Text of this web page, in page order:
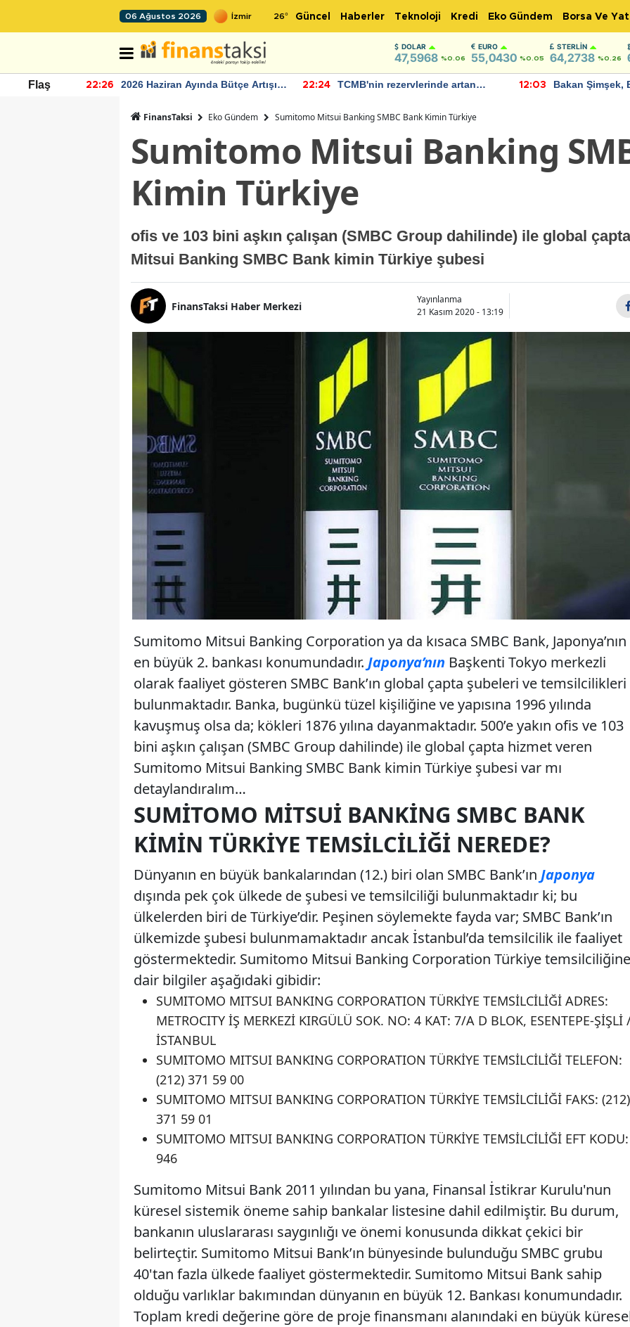
06 Ağustos 2026 26° Güncel Haberler Teknoloji Kredi Eko Gündem Borsa Ve
DOLAR
47,5968 %0.06
EURO
55,0430 %0.05
STERLIN
64,2738 %0.26
Flaş 22:26
2026 Haziran Ayında Bütçe Artışı
22:24
TCMB'nin rezervlerinde artan
12:03
Bakan Şimşek,
FinansTaksi Eko Gündem Sumitomo Mitsui Banking SMBC Bank Kimin Türkiye
Sumitomo Mitsui Banking
Kimin Türkiye
ofis ve 103 bini aşkın çalışan (SMBC Group dahilinde) ile global
Mitsui Banking SMBC Bank kimin Türkiye şubesi
FinansTaksi Haber Merkezi
Yayınlanma
21 Kasım 2020 - 13:19
Sumitomo Mitsui Banking Corporation ya da kısaca SMBC Bank, Japonya’nın
en büyük 2. bankası konumundadır. Japonya’nın Başkenti Tokyo merkezli
olarak faaliyet gösteren SMBC Bank’ın global çapta şubeleri ve temsilcilikleri
bulunmaktadır. Banka, bugünkü tüzel kişiliğine ve yapısına 1996 yılında
kavuşmuş olsa da; kökleri 1876 yılına dayanmaktadır. 500’e yakın ofis ve 103
bini aşkın çalışan (SMBC Group dahilinde) ile global çapta hizmet veren
Sumitomo Mitsui Banking SMBC Bank kimin Türkiye şubesi var mı
detaylandıralım…
SUMITOMO MITSUI BANKING SMBC BANK
KIMIN TÜRKIYE TEMSILCILIĞI NEREDE?
Dünyanın en büyük bankalarından (12.) biri olan SMBC Bank’ın Japonya
dışında pek çok ülkede de şubesi ve temsilciliği bulunmaktadır ki; bu
ülkelerden biri de Türkiye’dir. Peşinen söylemekte fayda var; SMBC Bank’ın
ülkemizde şubesi bulunmamaktadır ancak İstanbul’da temsilcilik ile faaliyet
göstermektedir. Sumitomo Mitsui Banking Corporation Türkiye temsilciliğine
dair bilgiler aşağıdaki gibidir:
SUMITOMO MITSUI BANKING CORPORATION TÜRKİYE TEMSİLCİLİĞİ ADRES:
METROCITY İŞ MERKEZİ KIRGÜLÜ SOK. NO: 4 KAT: 7/A D BLOK, ESENTEPE-ŞİŞLİ
İSTANBUL
SUMITOMO MITSUI BANKING CORPORATION TÜRKİYE TEMSİLCİLİĞİ TELEFON:
(212) 371 59 00
SUMITOMO MITSUI BANKING CORPORATION TÜRKİYE TEMSİLCİLİĞİ FAKS: (212)
371 59 01
SUMITOMO MITSUI BANKING CORPORATION TÜRKİYE TEMSİLCİLİĞİ EFT KODU:
946
Sumitomo Mitsui Bank 2011 yılından bu yana, Finansal İstikrar Kurulu'nun
küresel sistemik öneme sahip bankalar listesine dahil edilmiştir. Bu durum,
bankanın uluslararası saygınlığı ve önemi konusunda dikkat çekici bir
belirteçtir. Sumitomo Mitsui Bank’ın bünyesinde bulunduğu SMBC grubu
40'tan fazla ülkede faaliyet göstermektedir. Sumitomo Mitsui Bank sahip
olduğu varlıklar bakımından dünyanın en büyük 12. Bankası konumundadır.
Toplam kredi değerine göre de proje finansmanı alanındaki en büyük